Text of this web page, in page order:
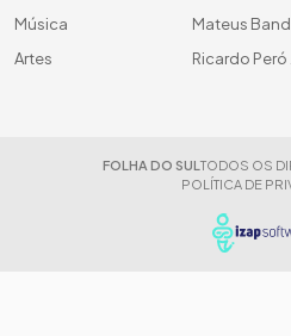
Música
Artes
Mateus
Ricardo Peró
FOLHA DO SUL TODOS OS
POLÍTICA DE